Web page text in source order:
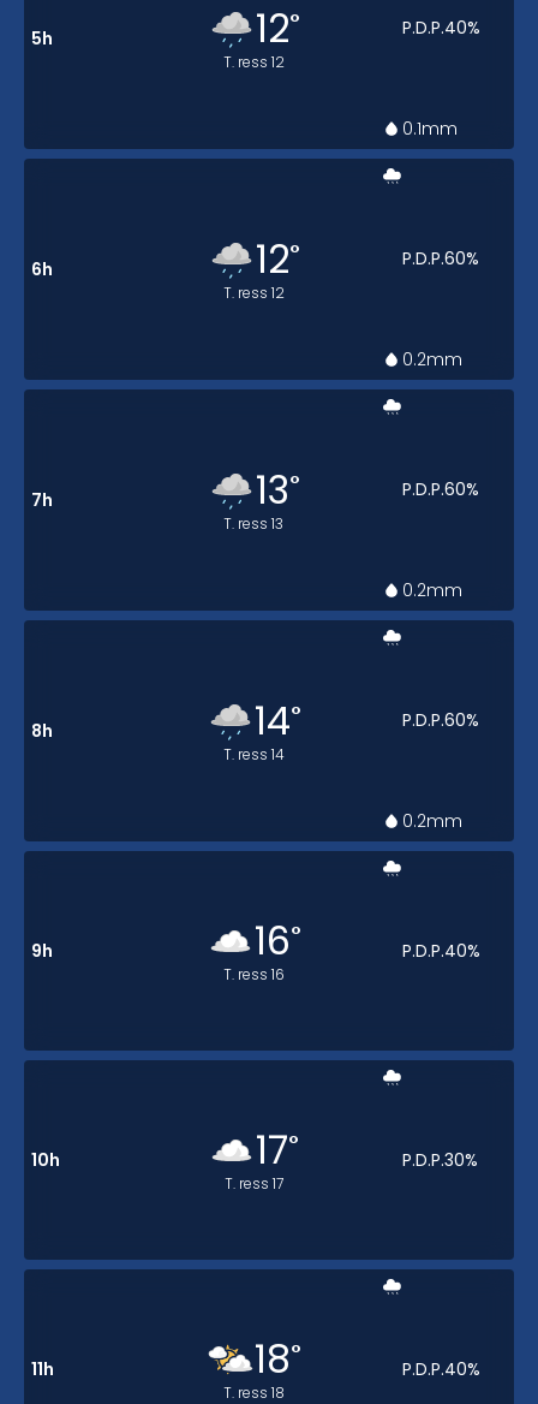
5h 12°
T. ress 12
P.D.P.40%
0.1mm
6h 12°
T. ress 12
P.D.P.60%
0.2mm
7h 13°
T. ress 13
P.D.P.60%
0.2mm
8h 14°
T. ress 14
P.D.P.60%
0.2mm
9h 16°
T. ress 16
P.D.P.40%
10h 17°
T. ress 17
P.D.P.30%
11h 18°
T. ress 18
P.D.P.40%